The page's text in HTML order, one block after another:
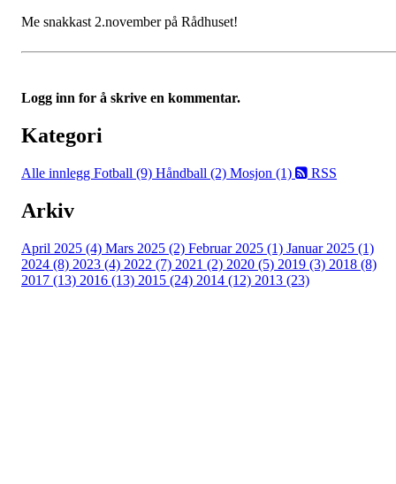
Me snakkast 2.november på Rådhuset!
Logg inn for å skrive en kommentar.
Kategori
Alle innlegg Fotball (9) Håndball (2) Mosjon (1) RSS
Arkiv
April 2025 (4) Mars 2025 (2) Februar 2025 (1) Januar 2025 (1)
2024 (8) 2023 (4) 2022 (7) 2021 (2) 2020 (5) 2019 (3) 2018 (8)
2017 (13) 2016 (13) 2015 (24) 2014 (12) 2013 (23)